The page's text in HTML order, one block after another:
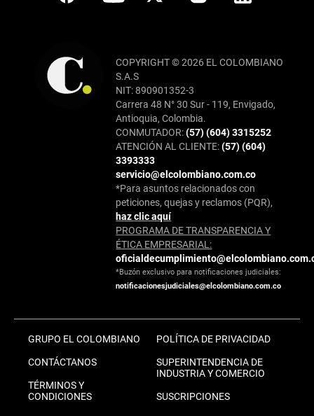
COPYRIGHT © 2026 EL COLOMBIANO
S.A.S
NIT: 890901352-3
Carrera 48 N° 30 Sur - 119, Envigado,
Antioquia, Colombia.
CONMUTADOR:(57) (604) 3315252
ATENCIÓN AL CLIENTE:(57) (604)
3393333
servicio@elcolombiano.com.co
*Para asuntos relacionados con
peticiones, quejas y reclamos (PQR),
haz clic aquí
PROGRAMA DE TRANSPARENCIA Y
ÉTICA EMPRESARIAL:
*Buzón exclusivo para notificaciones judiciales:
notificacionesjudiciales@elcolombiano.com.co
GRUPO EL COLOMBIANO
CONTÁCTANOS
TÉRMINOS Y
CONDICIONES
POLÍTICA DE PRIVACIDAD
SUPERINTENDENCIA DE
INDUSTRIA Y COMERCIO
SUSCRIPCIONES